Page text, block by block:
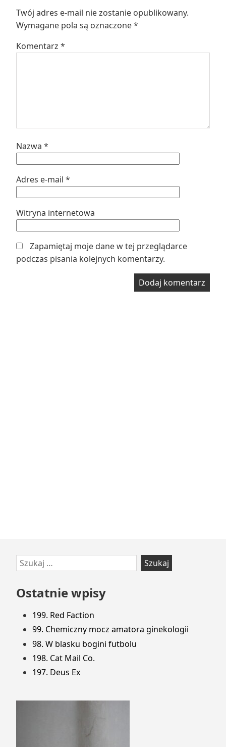
Twój adres e-mail nie zostanie opublikowany.
Wymagane pola są oznaczone*
Komentarz *
Nazwa *
Adres e-mail *
Witryna internetowa
Zapamiętaj moje dane w tej przeglądarce
podczas pisania kolejnych komentarzy.
Przejdź
do
stopki
Szukaj:
Ostatnie wpisy
199. Red Faction
99. Chemiczny mocz amatora ginekologii
98. W blasku bogini futbolu
198. Cat Mail Co.
197. Deus Ex